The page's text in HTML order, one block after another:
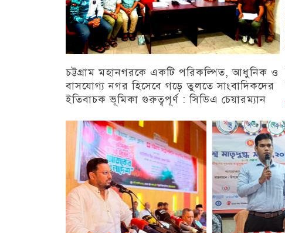
চট্টগ্রাম মহানগরকে একটি পরিকল্পিত, আধুনিক ও
বাসযোগ্য নগর হিসেবে গড়ে তুলতে সাংবাদিকদের
ইতিবাচক ভূমিকা গুরুত্বপূর্ণ : সিডিএ চেয়ারম্যান
চট্টগ্রাম